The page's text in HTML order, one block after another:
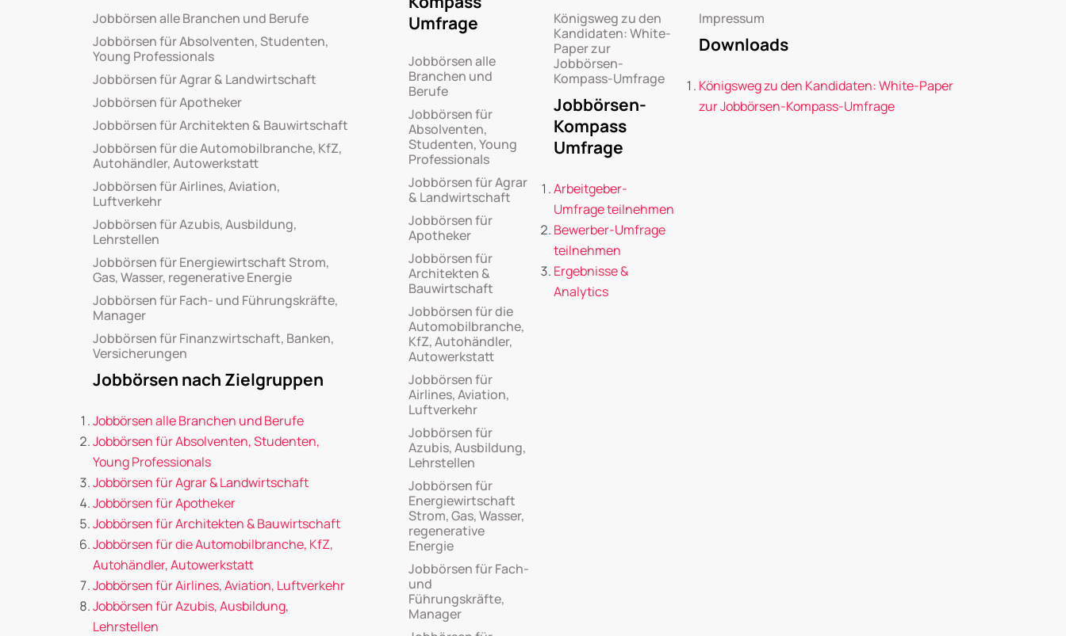
Jobbörsen alle Branchen und Berufe
Jobbörsen für Absolventen, Studenten,
Young Professionals
Jobbörsen für Agrar & Landwirtschaft
Jobbörsen für Apotheker
Jobbörsen für Architekten & Bauwirtschaft
Jobbörsen für die Automobilbranche, KfZ,
Autohändler, Autowerkstatt
Jobbörsen für Airlines, Aviation,
Luftverkehr
Jobbörsen für Azubis, Ausbildung,
Lehrstellen
Jobbörsen für Energiewirtschaft Strom,
Gas, Wasser, regenerative Energie
Jobbörsen für Fach- und Führungskräfte,
Manager
Jobbörsen für Finanzwirtschaft, Banken,
Versicherungen
Jobbörsen nach Zielgruppen
Jobbörsen alle Branchen und Berufe
Jobbörsen für Absolventen, Studenten,
Young Professionals
Jobbörsen für Agrar & Landwirtschaft
Jobbörsen für Apotheker
Jobbörsen für Architekten & Bauwirtschaft
Jobbörsen für die Automobilbranche, KfZ,
Autohändler, Autowerkstatt
Jobbörsen für Airlines, Aviation, Luftverkehr
Jobbörsen für Azubis, Ausbildung,
Lehrstellen
Umfrage
Jobbörsen alle
Branchen und
Berufe
Jobbörsen für
Absolventen,
Studenten, Young
Professionals
Jobbörsen für Agrar
& Landwirtschaft
Jobbörsen für
Apotheker
Jobbörsen für
Architekten &
Bauwirtschaft
Jobbörsen für die
Automobilbranche,
KfZ, Autohändler,
Autowerkstatt
Jobbörsen für
Airlines, Aviation,
Luftverkehr
Jobbörsen für
Azubis, Ausbildung,
Lehrstellen
Jobbörsen für
Energiewirtschaft
Strom, Gas, Wasser,
regenerative
Energie
Jobbörsen für Fach-
und
Führungskräfte,
Manager
Königsweg zu den
Kandidaten: White-
Paper zur
Jobbörsen-
Kompass-Umfrage
Jobbörsen-
Kompass
Umfrage
Arbeitgeber-
Umfrage teilnehmen
Bewerber-Umfrage
teilnehmen
Ergebnisse &
Analytics
Impressum
Downloads
Königsweg zu den Kandidaten: White-Paper
zur Jobbörsen-Kompass-Umfrage